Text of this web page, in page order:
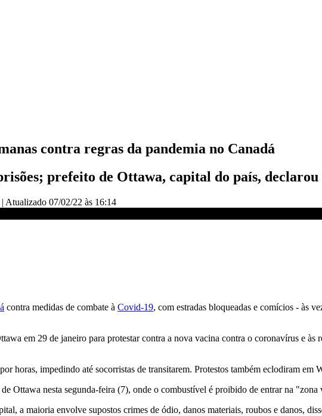
contra regras da pandemia no Canadá
prefeito de Ottawa, capital do país, declarou
| Atualizado 07/02/22 às 16:14
contra medidas de combate à Covid-19, com estradas bloqueadas e comícios - às
em 29 de janeiro para protestar contra a nova vacina contra o coronavírus e às
horas, impedindo até socorristas de transitarem. Protestos também eclodiram em
Ottawa nesta segunda-feira (7), onde o combustível é proibido de entrar na
a maioria envolve supostos crimes de ódio, danos materiais, roubos e danos,